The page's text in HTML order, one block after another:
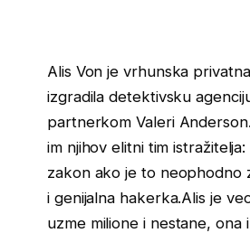
Alis Von je vrhunska
izgradila detektivsku
partnerkom Valeri
im njihov elitni tim
zakon ako je to neophodno
i genijalna hakerka.Alis je
uzme milione i nestane, ona